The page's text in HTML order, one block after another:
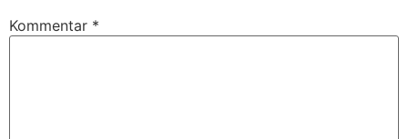
Kommentar *